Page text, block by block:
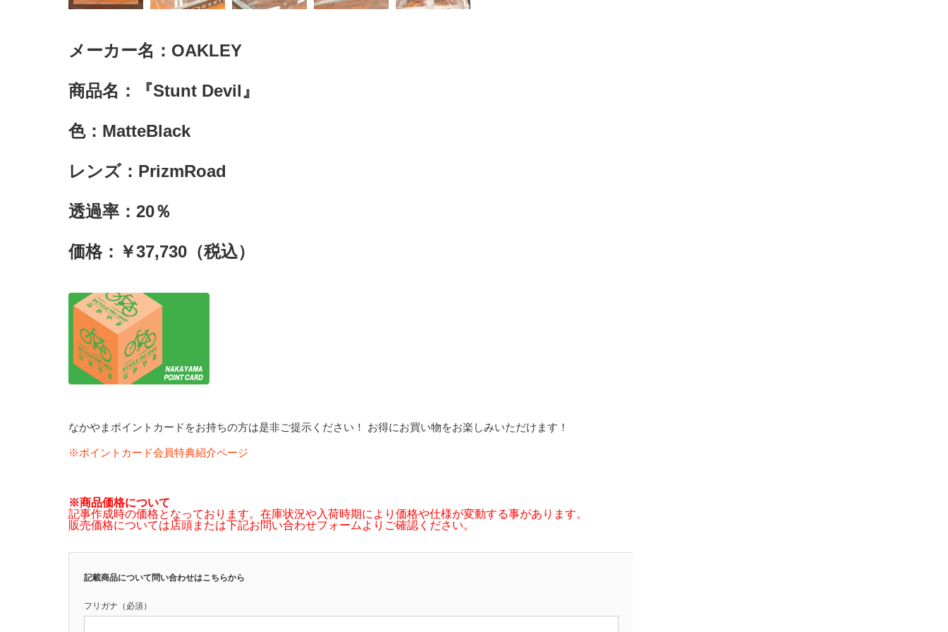
メーカー名：OAKLEY
商品名：『Stunt Devil』
色：MatteBlack
レンズ：PrizmRoad
透過率：20％
価格：￥37,730（税込）
なかやまポイントカードをお持ちの方は是非ご提示ください！ お得にお買い物をお楽しみいただけます！
※ポイントカード会員特典紹介ページ
※商品価格について
記事作成時の価格となっております。在庫状況や入荷時期により価格や仕様が変動する事があります。
販売価格については店頭または下記お問い合わせフォームよりご確認ください。
記載商品について問い合わせはこちらから
フリガナ（必須）